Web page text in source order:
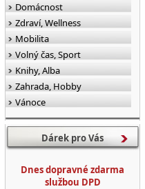
Domácnost
Zdraví, Wellness
Mobilita
Volný čas, Sport
Knihy, Alba
Zahrada, Hobby
Vánoce
Dárek pro Vás
Dnes dopravné zdarma
službou DPD